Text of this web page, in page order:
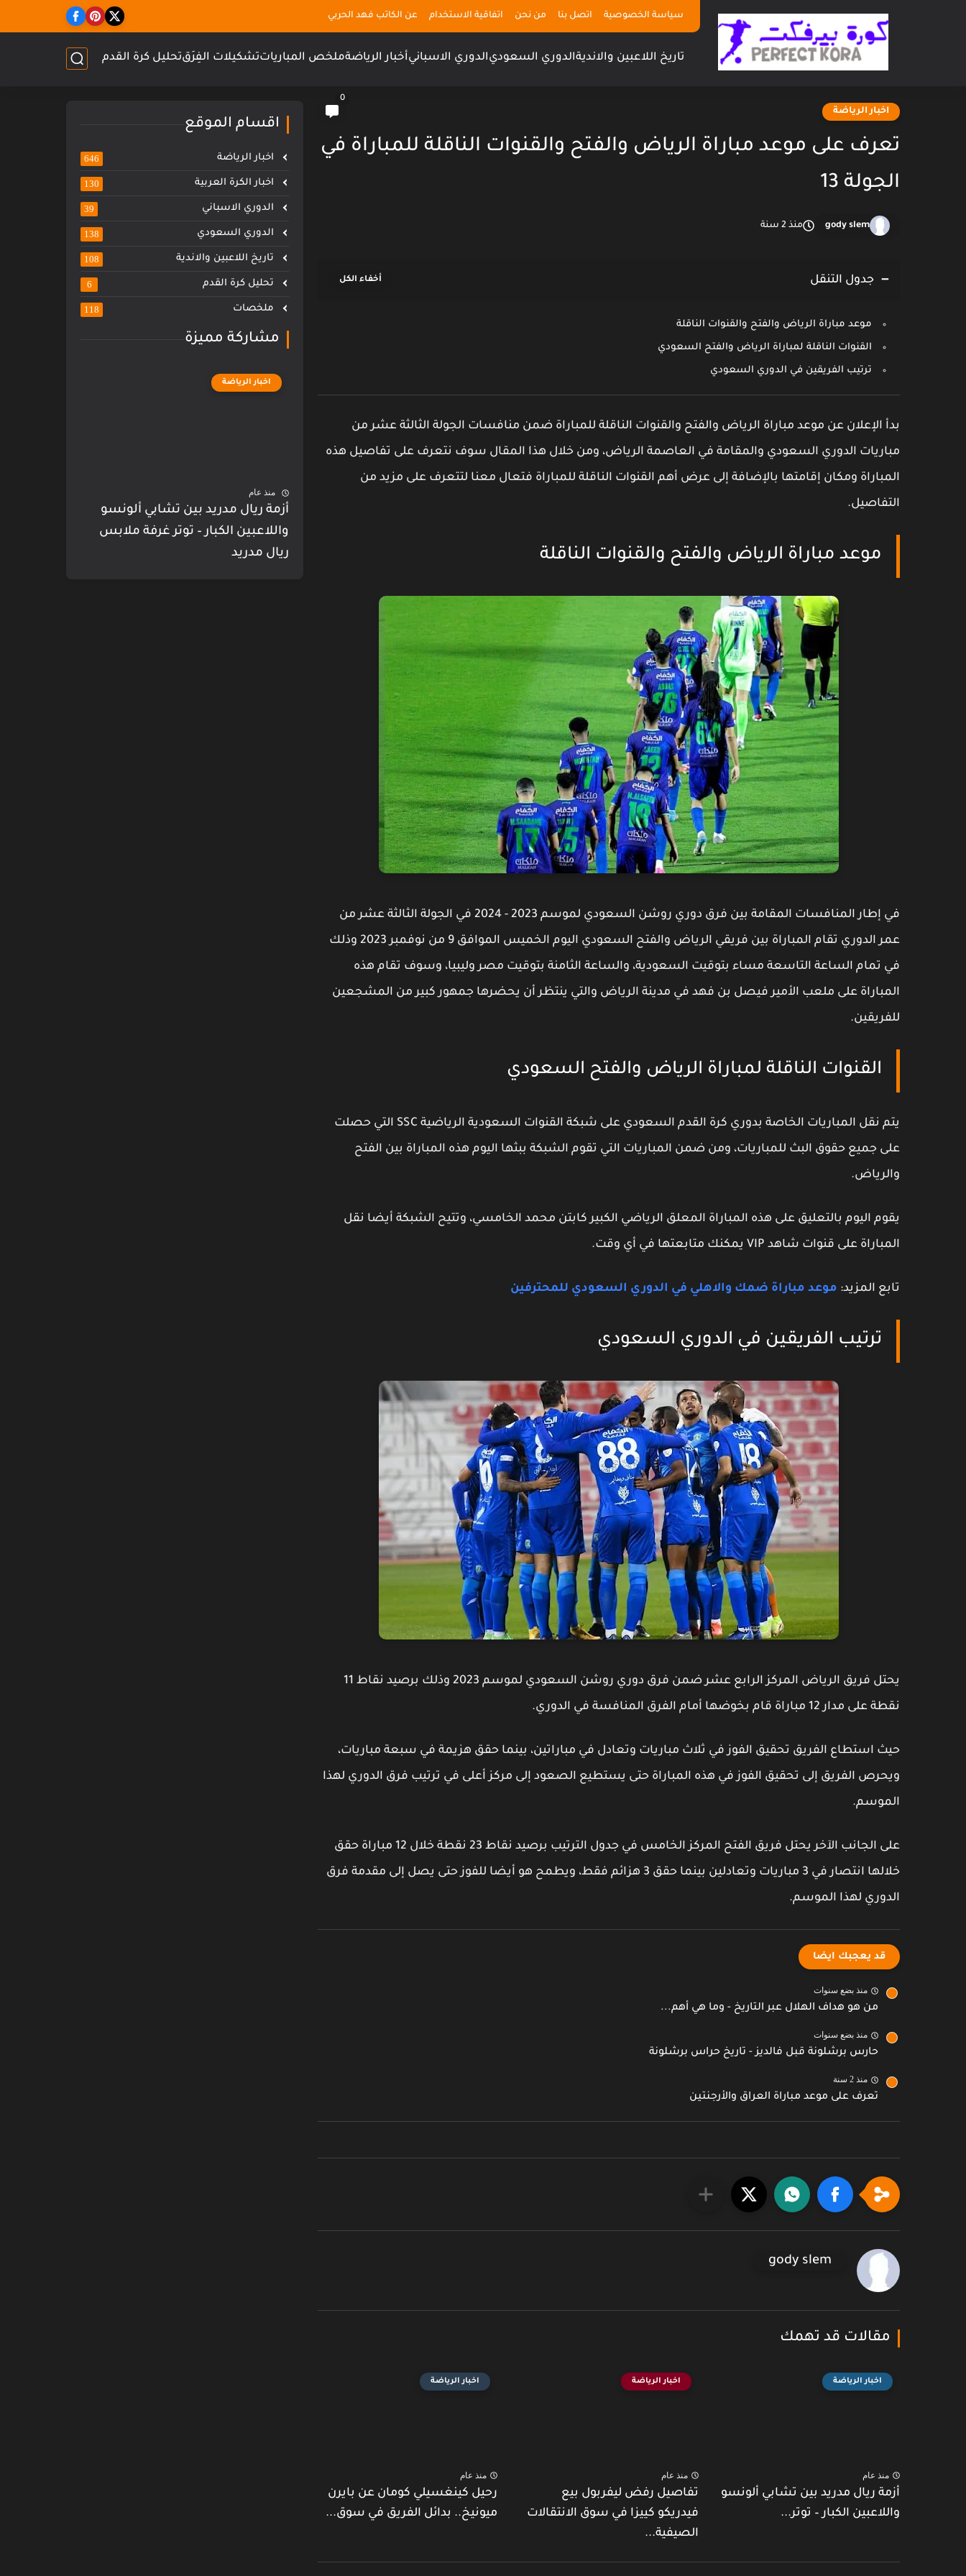
سياسة الخصوصية اتصل بنا من نحن اتفاقية الاستخدام عن الكاتب فهد الحربي
تاريخ اللاعبين والانديةالدوري السعوديالدوري الاسبانيأخبار الرياضةملخص المبارياتتشكيلات الفِرَقتحليل كرة القدم
اخبار الرياضة
0
تعرف على موعد مباراة الرياض والفتح والقنوات الناقلة للمباراة في
الجولة 13
gody slem منذ 2 سنة
جدول التنقل
موعد مباراة الرياض والفتح والقنوات الناقلة
القنوات الناقلة لمباراة الرياض والفتح السعودي
ترتيب الفريقين في الدوري السعودي
بدأ الإعلان عن موعد مباراة الرياض والفتح والقنوات الناقلة للمباراة ضمن منافسات الجولة الثالثة عشر من
مباريات الدوري السعودي والمقامة في العاصمة الرياض، ومن خلال هذا المقال سوف نتعرف على تفاصيل هذه
المباراة ومكان إقامتها بالإضافة إلى عرض أهم القنوات الناقلة للمباراة فتعال معنا لتتعرف على مزيد من
التفاصيل.
موعد مباراة الرياض والفتح والقنوات الناقلة
في إطار المنافسات المقامة بين فرق دوري روشن السعودي لموسم 2023 - 2024 في الجولة الثالثة عشر من
عمر الدوري تقام المباراة بين فريقي الرياض والفتح السعودي اليوم الخميس الموافق 9 من نوفمبر 2023 وذلك
في تمام الساعة التاسعة مساء بتوقيت السعودية، والساعة الثامنة بتوقيت مصر وليبيا، وسوف تقام هذه
المباراة على ملعب الأمير فيصل بن فهد في مدينة الرياض والتي ينتظر أن يحضرها جمهور كبير من المشجعين
للفريقين.
القنوات الناقلة لمباراة الرياض والفتح السعودي
يتم نقل المباريات الخاصة بدوري كرة القدم السعودي على شبكة القنوات السعودية الرياضية SSC التي حصلت
على جميع حقوق البث للمباريات، ومن ضمن المباريات التي تقوم الشبكة ببثها اليوم هذه المباراة بين الفتح
والرياض.
يقوم اليوم بالتعليق على هذه المباراة المعلق الرياضي الكبير كابتن محمد الخامسي، وتتيح الشبكة أيضا نقل
المباراة على قنوات شاهد VIP يمكنك متابعتها في أي وقت.
تابع المزيد: موعد مباراة ضمك والاهلي في الدوري السعودي للمحترفين
ترتيب الفريقين في الدوري السعودي
يحتل فريق الرياض المركز الرابع عشر ضمن فرق دوري روشن السعودي لموسم 2023 وذلك برصيد نقاط 11
نقطة على مدار 12 مباراة قام بخوضها أمام الفرق المنافسة في الدوري.
حيث استطاع الفريق تحقيق الفوز في ثلاث مباريات وتعادل في مباراتين، بينما حقق هزيمة في سبعة مباريات،
ويحرص الفريق إلى تحقيق الفوز في هذه المباراة حتى يستطيع الصعود إلى مركز أعلى في ترتيب فرق الدوري لهذا
الموسم.
على الجانب الآخر يحتل فريق الفتح المركز الخامس في جدول الترتيب برصيد نقاط 23 نقطة خلال 12 مباراة حقق
خلالها انتصار في 3 مباريات وتعادلين بينما حقق 3 هزائم فقط، ويطمح هو أيضا للفوز حتى يصل إلى مقدمة فرق
الدوري لهذا الموسم.
قد يعجبك ايضا
منذ بضع سنوات
من هو هداف الهلال عبر التاريخ - وما هي أهم...
منذ بضع سنوات
حارس برشلونة قبل فالديز - تاريخ حراس برشلونة
منذ 2 سنة
تعرف على موعد مباراة العراق والأرجنتين
gody slem
مقالات قد تهمك
اخبار الرياضة
منذ عام
أزمة ريال مدريد بين تشابي ألونسو
واللاعبين الكبار – توتر...
اخبار الرياضة
منذ عام
تفاصيل رفض ليفربول بيع
فيدريكو كييزا في سوق الانتقالات
الصيفية...
اخبار الرياضة
منذ عام
رحيل كينغسيلي كومان عن بايرن
ميونيخ.. بدائل الفريق في سوق...
اقسام الموقع
اخبار الرياضة 646
اخبار الكرة العربية 130
الدوري الاسباني 39
الدوري السعودي 138
تاريخ اللاعبين والاندية 108
تحليل كرة القدم 6
ملخصات 118
مشاركة مميزة
اخبار الرياضة
منذ عام
أزمة ريال مدريد بين تشابي ألونسو
واللاعبين الكبار – توتر غرفة ملابس
ريال مدريد